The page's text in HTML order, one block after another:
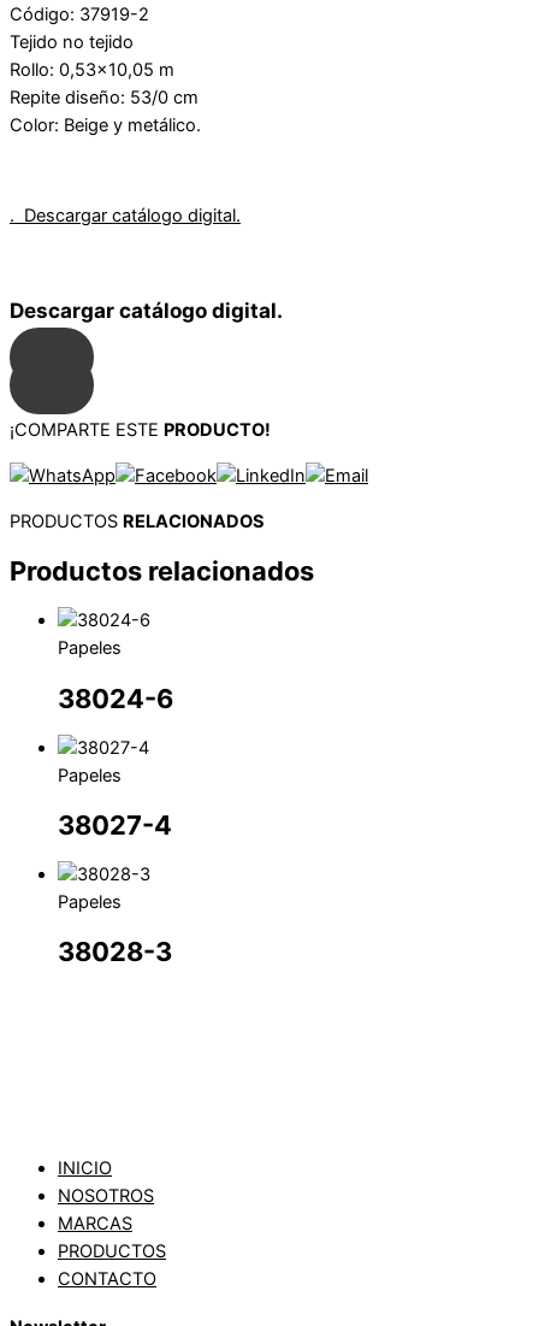
Código: 37919-2
Tejido no tejido
Rollo: 0,53×10,05 m
Repite diseño: 53/0 cm
Color: Beige y metálico.
. Descargar catálogo digital.
Descargar catálogo digital.
¡COMPARTE ESTE PRODUCTO!
PRODUCTOS RELACIONADOS
Productos relacionados
Papeles
38024-6
Papeles
38027-4
Papeles
38028-3
INICIO
NOSOTROS
MARCAS
PRODUCTOS
CONTACTO